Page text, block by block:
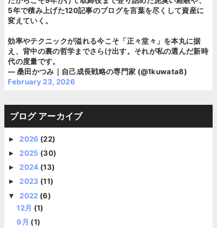
5年で積み上げた120記事のブログを言葉を尽くして資産に
変えていく。
効率やテクニックが溢れる今こそ「正々堂々」を本丸に据
え、背中の裏の哲学までさらけ出す。それが私の選んだ新時
代の度量です。
— 桑田かつみ｜自己成長戦略の専門家 (@1kuwata8)
February 23, 2026
ブログ アーカイブ
► 2026 (22)
► 2025 (30)
► 2024 (13)
► 2023 (11)
▼ 2022 (6)
12月 (1)
9月 (1)